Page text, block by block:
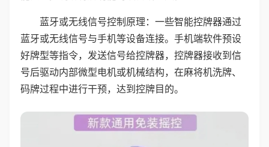
蓝牙或无线信号控制原理：一些智能控牌器通过
蓝牙或无线信号与手机等设备连接。手机端软件预设
好牌型等指令，发送信号给控牌器，控牌器接收到信
号后驱动内部微型电机或机械结构，在麻将机洗牌、
码牌过程中进行干预，达到控牌目的。